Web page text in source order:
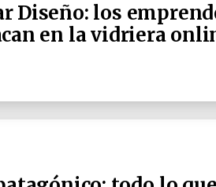
Diseño: los
en la vidriera